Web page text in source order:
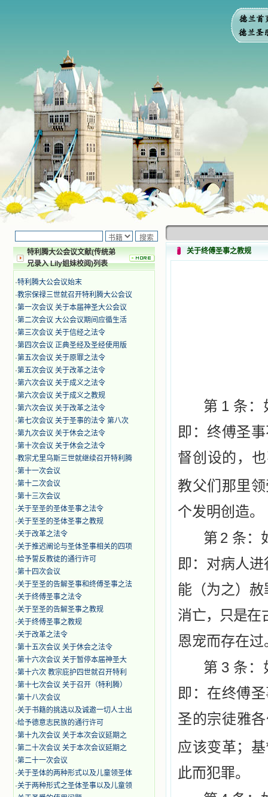
特利腾大公会议文献(传统弟
兄录入 Lily姐妹校阅)列表
·特利腾大公会议始末
·教宗保禄三世就召开特利腾大公会议
·第一次会议 关于本届神圣大公会议
·第二次会议 大公会议期间应循生活
·第三次会议 关于信经之法令
·第四次会议 正典圣经及圣经使用版
·第五次会议 关于原罪之法令
·第五次会议 关于改革之法令
·第六次会议 关于成义之法令
·第六次会议 关于成义之教规
·第六次会议 关于改革之法令
·第七次会议 关于圣事的法令 第八次
·第九次会议 关于休会之法令
·第十次会议 关于休会之法令
·教宗尤里乌斯三世就继续召开特利腾
·第十一次会议
·第十二次会议
·第十三次会议
·关于至圣的圣体圣事之法令
·关于至圣的圣体圣事之教规
·关于改革之法令
·关于推迟阐论与圣体圣事相关的四项
·给予誓反教徒的通行许可
·第十四次会议
·关于至圣的告解圣事和终傅圣事之法
·关于终傅圣事之法令
·关于至圣的告解圣事之教规
·关于终傅圣事之教规
·关于改革之法令
·第十五次会议 关于休会之法令
·第十六次会议 关于暂停本届神圣大
·第十六次 教宗庇护四世就召开特利
·第十七次会议 关于召开（特利腾）
·第十八次会议
·关于书籍的挑选以及诚邀一切人士出
·给予德意志民族的通行许可
·第十九次会议 关于本次会议延期之
·第二十次会议 关于本次会议延期之
·第二十一次会议
·关于圣体的两种形式以及儿童领圣体
·关于两种形式之圣体圣事以及儿童领
关于终傅圣事之教规
第 1 条：
即：终傅圣
督创设的，
教父们那里
个发明创造。
第 2 条：
即：对病人
能（为之）赦
消亡，只是在
恩宠而存在过
第 3 条：
即：在终傅
圣的宗徒雅
应该变革；
此而犯罪。